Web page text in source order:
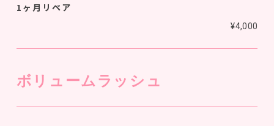
1ヶ月リペア
¥4,000
ボリュームラッシュ